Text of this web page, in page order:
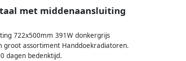
met middenaansluiting
722x500mm 391W donkergrijs
groot assortiment Handdoekradiatoren.
dagen bedenktijd.